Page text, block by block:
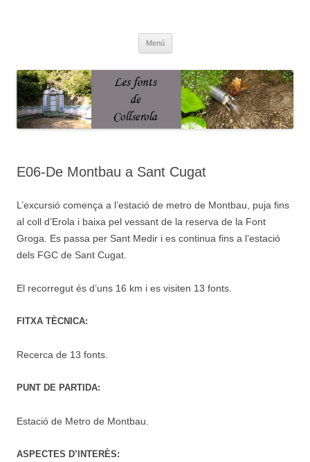
Menú
E06-De Montbau a Sant Cugat
L’excursió comença a l’estació de metro de Montbau, puja fins
al coll d’Erola i baixa pel vessant de la reserva de la Font
Groga. Es passa per Sant Medir i es continua fins a l’estació
dels FGC de Sant Cugat.
El recorregut és d’uns 16 km i es visiten 13 fonts.
FITXA TÈCNICA:
Recerca de 13 fonts.
PUNT DE PARTIDA:
Estació de Metro de Montbau.
ASPECTES D’INTERÈS: